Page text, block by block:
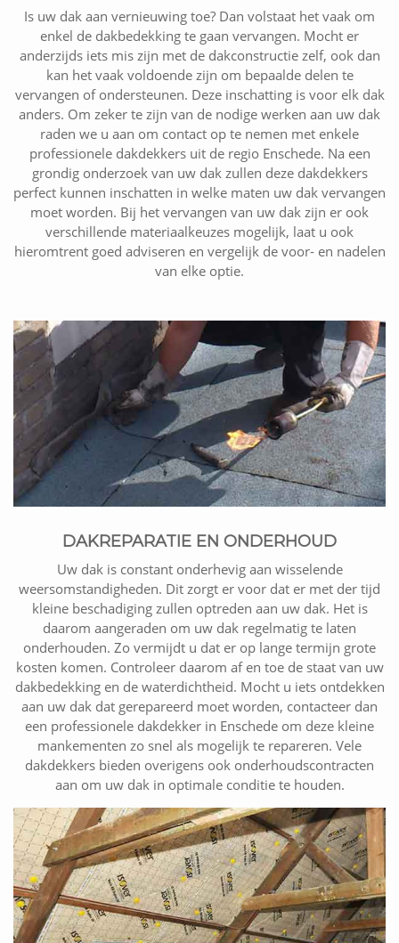
Is uw dak aan vernieuwing toe? Dan volstaat het vaak om
enkel de dakbedekking te gaan vervangen. Mocht er
anderzijds iets mis zijn met de dakconstructie zelf, ook dan
kan het vaak voldoende zijn om bepaalde delen te
vervangen of ondersteunen. Deze inschatting is voor elk dak
anders. Om zeker te zijn van de nodige werken aan uw dak
raden we u aan om contact op te nemen met enkele
professionele dakdekkers uit de regio Enschede. Na een
grondig onderzoek van uw dak zullen deze dakdekkers
perfect kunnen inschatten in welke maten uw dak vervangen
moet worden. Bij het vervangen van uw dak zijn er ook
verschillende materiaalkeuzes mogelijk, laat u ook
hieromtrent goed adviseren en vergelijk de voor- en nadelen
van elke optie.
DAKREPARATIE EN ONDERHOUD
Uw dak is constant onderhevig aan wisselende
weersomstandigheden. Dit zorgt er voor dat er met der tijd
kleine beschadiging zullen optreden aan uw dak. Het is
daarom aangeraden om uw dak regelmatig te laten
onderhouden. Zo vermijdt u dat er op lange termijn grote
kosten komen. Controleer daarom af en toe de staat van uw
dakbedekking en de waterdichtheid. Mocht u iets ontdekken
aan uw dak dat gerepareerd moet worden, contacteer dan
een professionele dakdekker in Enschede om deze kleine
mankementen zo snel als mogelijk te repareren. Vele
dakdekkers bieden overigens ook onderhoudscontracten
aan om uw dak in optimale conditie te houden.